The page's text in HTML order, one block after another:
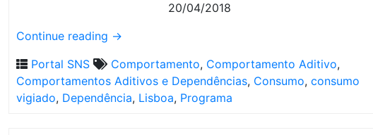
20/04/2018
Continue reading →
Portal SNS
Comportamento, Comportamento Aditivo,
Comportamentos Aditivos e Dependências, Consumo, consumo
vigiado, Dependência, Lisboa, Programa